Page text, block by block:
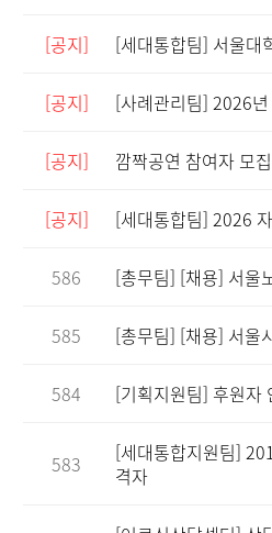
[공지] [세대통합팀] 서울대
[공지] [사례관리팀] 2026
[공지] 깜짝공연 참여자 모
[공지] [세대통합팀] 2026
586 [총무팀] [채용] 서울
585 [총무팀] [채용] 서울
584 [기획지원팀] 후원자
583
[세대통합지원팀]
격자